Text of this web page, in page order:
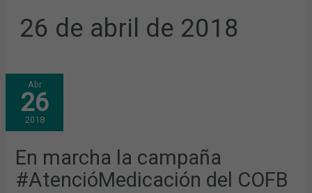
26 de abril de 2018
Abr
26
2018
En marcha la campaña
#AtencióMedicación del COFB
EN
MARCHA
LA
CAMPAÑA
#ATENCIÓMEDICACIÓN
DEL
COFB